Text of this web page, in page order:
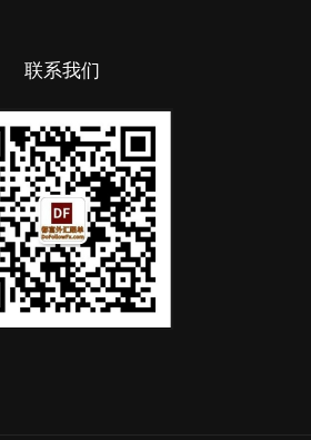
联系我们